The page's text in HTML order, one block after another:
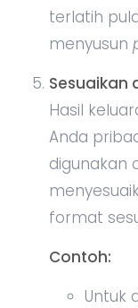
terlatih
menyusun
Sesuaikan
Hasil
Anda
digunakan
format
Contoh:
Untuk